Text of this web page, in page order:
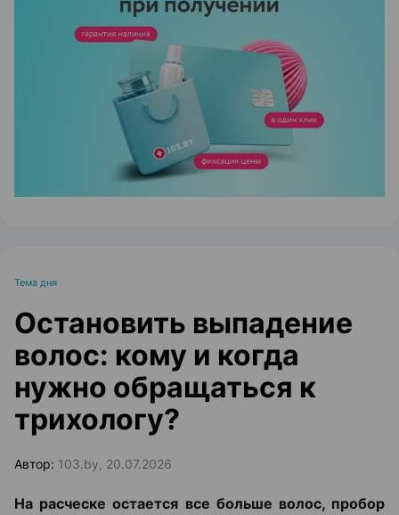
ЭФФЕКТИВНАЯ РЕКЛАМА НА САЙТЕ
Тема дня
Остановить выпадение
волос: кому и когда
нужно обращаться к
трихологу?
Автор: 103.by, 20.07.2026
На расческе остается все больше волос, пробор